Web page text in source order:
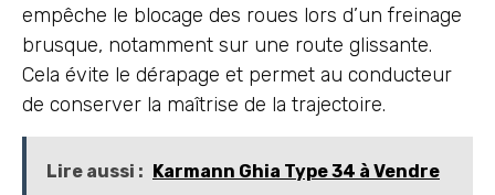
empêche le blocage des roues lors d’un freinage
brusque, notamment sur une route glissante.
Cela évite le dérapage et permet au conducteur
de conserver la maîtrise de la trajectoire.
Lire aussi : Karmann Ghia Type 34 à Vendre